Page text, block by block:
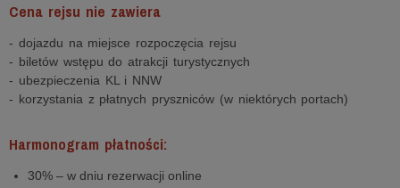
Cena rejsu nie zawiera
- dojazdu na miejsce rozpoczęcia rejsu
- biletów wstępu do atrakcji turystycznych
- ubezpieczenia KL i NNW
- korzystania z płatnych pryszniców (w niektórych portach)
Harmonogram płatności:
30% – w dniu rezerwacji online